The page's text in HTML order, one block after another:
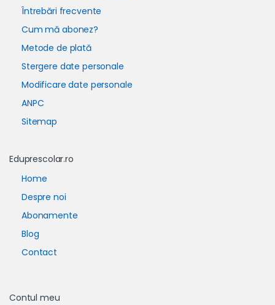
Întrebări frecvente
Cum mă abonez?
Metode de plată
Stergere date personale
Modificare date personale
ANPC
Sitemap
Eduprescolar.ro
Home
Despre noi
Abonamente
Blog
Contact
Contul meu